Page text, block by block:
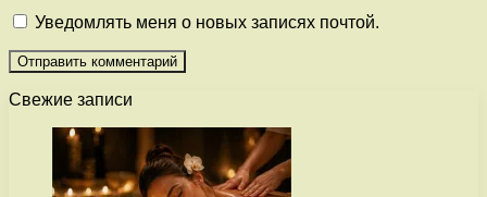
Уведомлять меня о новых записях почтой.
Свежие записи